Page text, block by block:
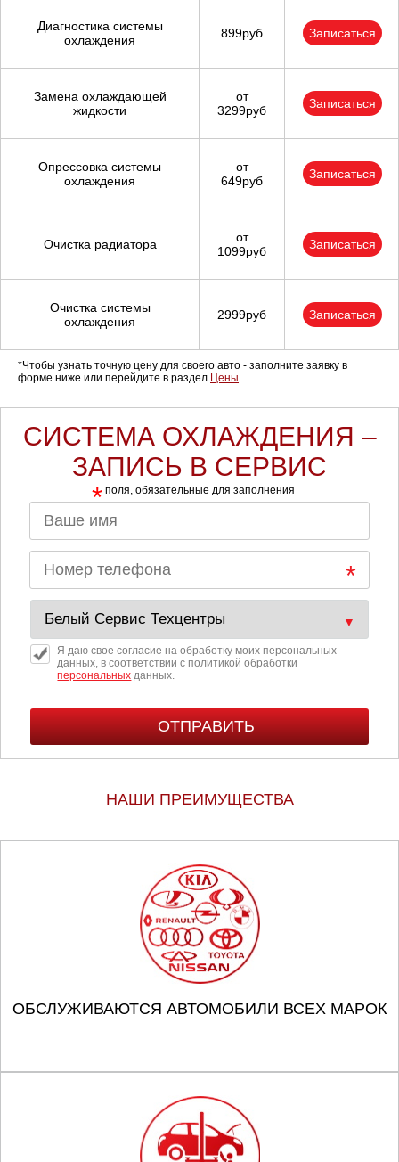
Диагностика системы
охлаждения
899руб Записаться
Замена охлаждающей
жидкости
от
3299руб
Записаться
Опрессовка системы
охлаждения
от
649руб
Записаться
Очистка радиатора
от
1099руб
Записаться
Очистка системы
охлаждения
2999руб Записаться
*Чтобы узнать точную цену для своего авто - заполните заявку в
форме ниже или перейдите в раздел Цены
СИСТЕМА ОХЛАЖДЕНИЯ –
ЗАПИСЬ В СЕРВИС
* поля, обязательные для заполнения
Я даю свое согласие на обработку моих персональных
данных, в соответствии с политикой обработки
персональных данных.
НАШИ ПРЕИМУЩЕСТВА
ОБСЛУЖИВАЮТСЯ АВТОМОБИЛИ ВСЕХ МАРОК